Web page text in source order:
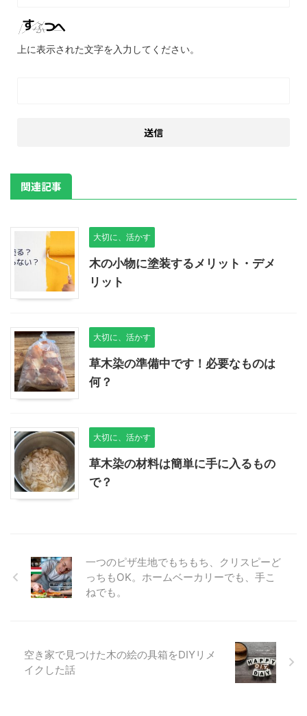
上に表示された文字を入力してください。
関連記事
大切に、活かす
木の小物に塗装するメリット・デメ
リット
大切に、活かす
草木染の準備中です！必要なものは
何？
大切に、活かす
草木染の材料は簡単に手に入るもの
で？
一つのピザ生地でもちもち、クリスピーど
っちもOK。ホームベーカリーでも、手こ
ねでも。
空き家で見つけた木の絵の具箱をDIYリメ
イクした話